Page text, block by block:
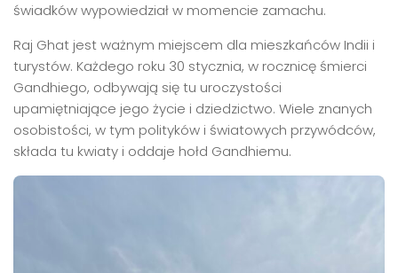
świadków wypowiedział w momencie zamachu.
Raj Ghat jest ważnym miejscem dla mieszkańców Indii i
turystów. Każdego roku 30 stycznia, w rocznicę śmierci
Gandhiego, odbywają się tu uroczystości
upamiętniające jego życie i dziedzictwo. Wiele znanych
osobistości, w tym polityków i światowych przywódców,
składa tu kwiaty i oddaje hołd Gandhiemu.